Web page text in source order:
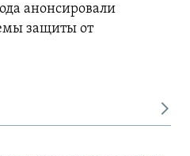
анонсировали
защиты от